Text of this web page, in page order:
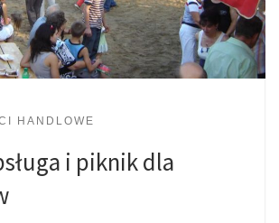
HANDLOWE
i piknik dla